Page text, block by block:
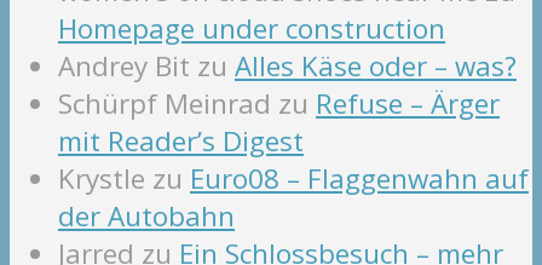
Homepage under construction
Andrey Bit zu Alles Käse oder – was?
Schürpf Meinrad zu Refuse – Ärger
mit Reader’s Digest
Krystle zu Euro08 – Flaggenwahn auf
der Autobahn
Jarred zu Ein Schlossbesuch – mehr